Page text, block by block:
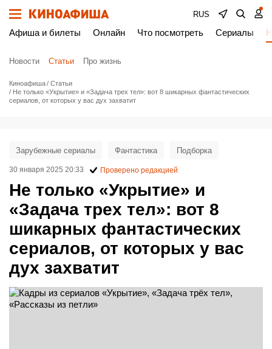
RUS
Афиша и билеты Онлайн Что посмотреть Сериалы
Новости Статьи Про жизнь
Киноафиша
Статьи
Не только «Укрытие» и «Задача трех тел»: вот 8 шикарных фантастических
сериалов, от которых у вас дух захватит
Не только «Укрытие» и
«Задача трех тел»: вот 8
шикарных фантастических
сериалов, от которых у вас
дух захватит
Зарубежные сериалы Фантастика Подборка
30 января 2025 20:33 Проверено редакцией